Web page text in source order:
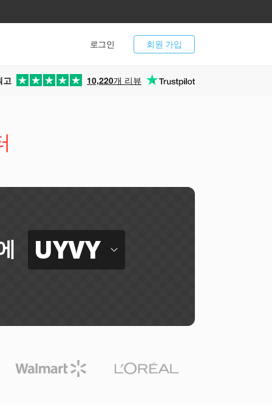
회원 가입
로그인
고 10,220개 리뷰
UYVY